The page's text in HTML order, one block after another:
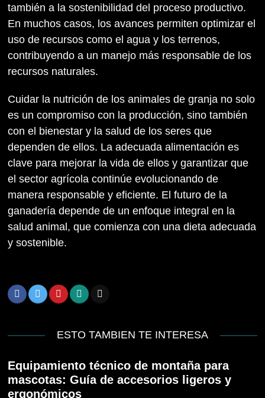
también a la sostenibilidad del proceso productivo.
En muchos casos, los avances permiten optimizar el
uso de recursos como el agua y los terrenos,
contribuyendo a un manejo más responsable de los
recursos naturales.
Cuidar la nutrición de los animales de granja no solo
es un compromiso con la producción, sino también
con el bienestar y la salud de los seres que
dependen de ellos. La adecuada alimentación es
clave para mejorar la vida de ellos y garantizar que
el sector agrícola continúe evolucionando de
manera responsable y eficiente. El futuro de la
ganadería depende de un enfoque integral en la
salud animal, que comienza con una dieta adecuada
y sostenible.
ESTO TAMBIEN TE INTERESA
Equipamiento técnico de montaña para
mascotas: Guía de accesorios ligeros y
ergonómicos